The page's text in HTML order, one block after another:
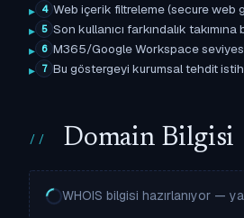
4 Web içerik filtreleme (secure web
5 Son kullanıcı farkındalık
6 M365/Google Workspace
7 Bu göstergeyi kurumsal tehdit
Domain Bilgisi
WHOIS bilgisi hazırlanıyor —